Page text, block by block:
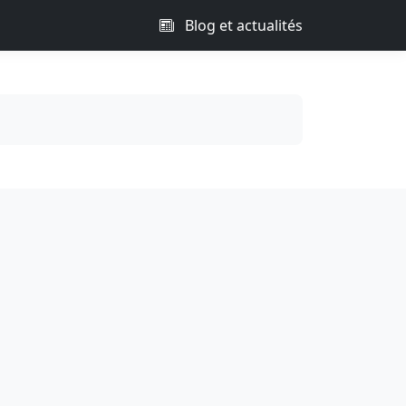
Blog et actualités